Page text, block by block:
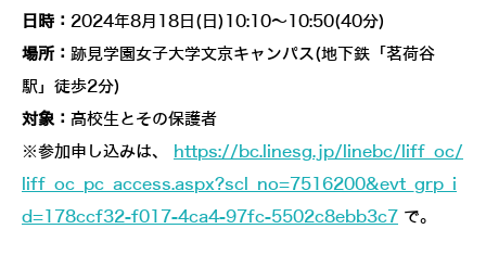
日時： 2024年8月18日(日)10:10～10:50(40分)
場所： 跡見学園女子大学文京キャンパス(地下鉄「茗荷谷
駅」徒歩2分)
対象： 高校生とその保護者
※参加申し込みは、
https://bc.linesg.jp/linebc/liff_oc/
liff_oc_pc_access.aspx?scl_no=7516200&evt_grp_i
d=178ccf32-f017-4ca4-97fc-5502c8ebb3c7 で。